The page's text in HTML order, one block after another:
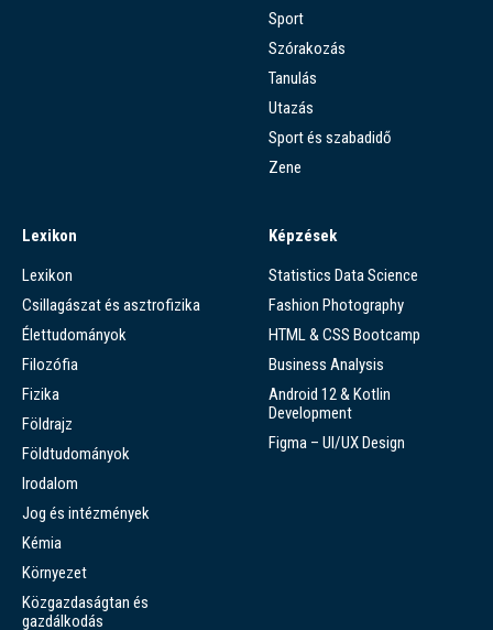
Sport
Szórakozás
Tanulás
Utazás
Sport és szabadidő
Zene
Lexikon
Lexikon
Csillagászat és asztrofizika
Élettudományok
Filozófia
Fizika
Földrajz
Földtudományok
Irodalom
Jog és intézmények
Kémia
Környezet
Közgazdaságtan és
gazdálkodás
Képzések
Statistics Data Science
Fashion Photography
HTML & CSS Bootcamp
Business Analysis
Android 12 & Kotlin
Development
Figma – UI/UX Design